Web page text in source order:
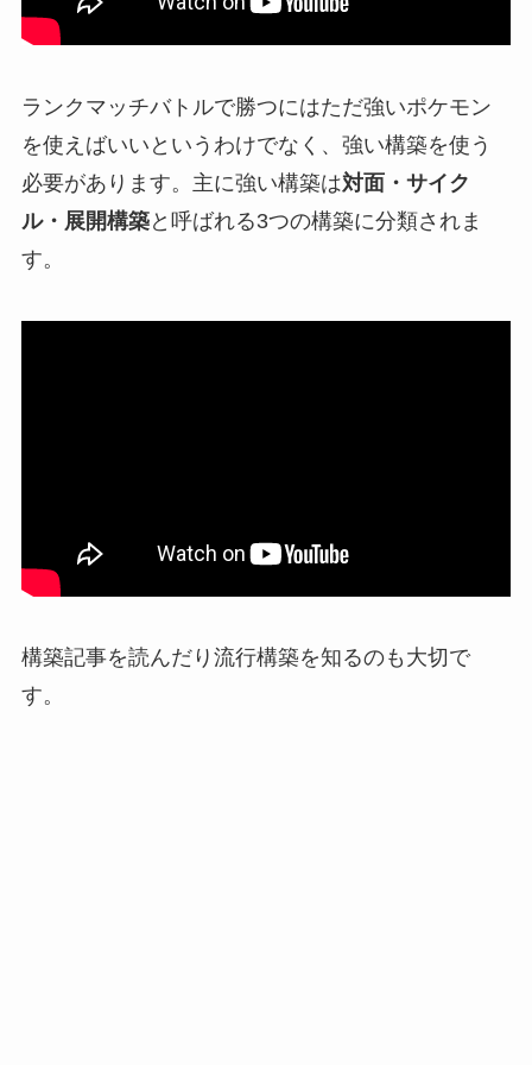
ランクマッチバトルで勝つにはただ強いポケモン
を使えばいいというわけでなく、強い構築を使う
必要があります。主に強い構築は対面・サイク
ル・展開構築と呼ばれる3つの構築に分類されま
す。
構築記事を読んだり流行構築を知るのも大切で
す。